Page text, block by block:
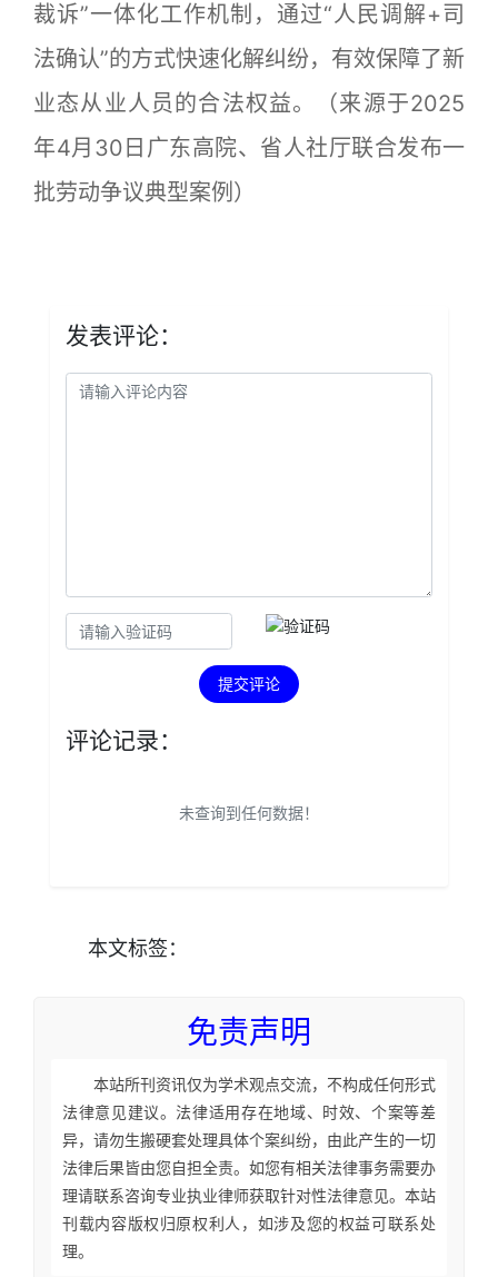
裁诉”一体化工作机制，通过“人民调解+司
法确认”的方式快速化解纠纷，有效保障了新
业态从业人员的合法权益。（来源于2025
年4月30日广东高院、省人社厅联合发布一
批劳动争议典型案例）
发表评论：
提交评论
评论记录：
未查询到任何数据！
本文标签：
免责声明
本站所刊资讯仅为学术观点交流，不构成任何形式
法律意见建议。法律适用存在地域、时效、个案等差
异，请勿生搬硬套处理具体个案纠纷，由此产生的一切
法律后果皆由您自担全责。如您有相关法律事务需要办
理请联系咨询专业执业律师获取针对性法律意见。本站
刊载内容版权归原权利人，如涉及您的权益可联系处
理。